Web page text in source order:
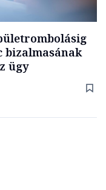
bizalmasának
ügy